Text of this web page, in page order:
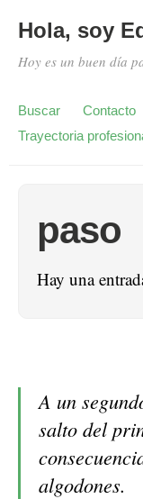
Hola, soy
Hoy es un buen día
Buscar Contacto
Trayectoria
paso
Hay una
A un
salto del
algodones.